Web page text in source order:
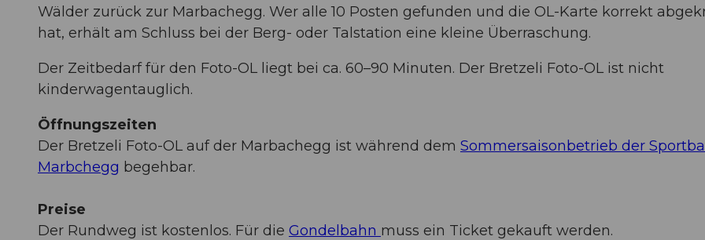
Wälder zurück zur Marbachegg. Wer alle 10 Posten gefunden und die OL-Karte korrekt
hat, erhält am Schluss bei der Berg- oder Talstation eine kleine Überraschung.
Der Zeitbedarf für den Foto-OL liegt bei ca. 60–90 Minuten. Der Bretzeli Foto-OL ist nicht
kinderwagentauglich.
Öffnungszeiten
Der Bretzeli Foto-OL auf der Marbachegg ist während dem Sommersaisonbetrieb der
Marbchegg begehbar.
Preise
Der Rundweg ist kostenlos. Für die Gondelbahn muss ein Ticket gekauft werden.